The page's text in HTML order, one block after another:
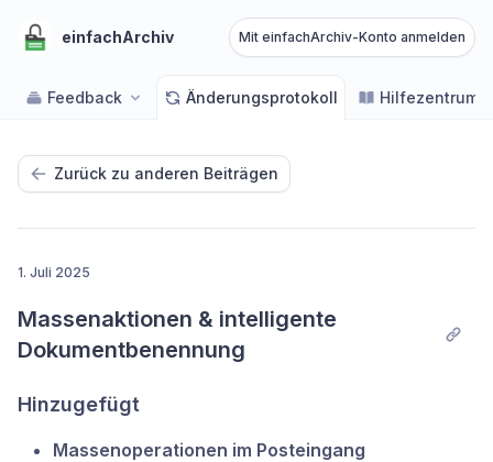
einfachArchiv Mit einfachArchiv-Konto anmelden
Feedback Änderungsprotokoll Hilfezentrum
Zurück zu anderen Beiträgen
1. Juli 2025
Massenaktionen & intelligente
Dokumentbenennung
Hinzugefügt
Massenoperationen im Posteingang